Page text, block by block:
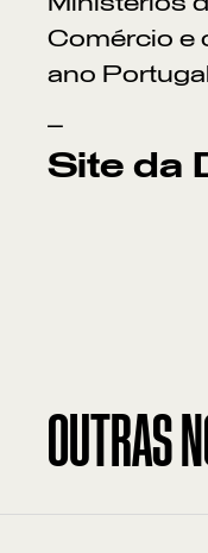
Comércio e
ano
Site da
OUTRAS